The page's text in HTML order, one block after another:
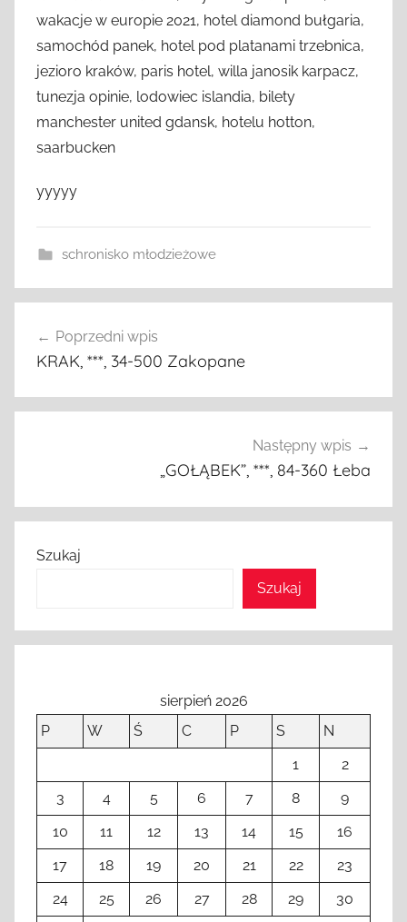
wakacje w europie 2021, hotel diamond bułgaria,
samochód panek, hotel pod platanami trzebnica,
jezioro kraków, paris hotel, willa janosik karpacz,
tunezja opinie, lodowiec islandia, bilety
manchester united gdansk, hotelu hotton,
saarbucken
yyyyy
schronisko młodzieżowe
wpisu
Poprzedni wpis
KRAK, ***, 34-500 Zakopane
Następny wpis
„GOŁĄBEK”, ***, 84-360 Łeba
Szukaj
Szukaj
sierpień 2026
P
W Ś C P S
N
1
2
3
4 5 6 7 8
9
10
11 12 13 14 15
16
17
18 19 20 21 22
23
24
25 26 27 28 29
30